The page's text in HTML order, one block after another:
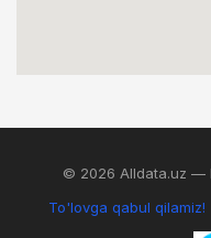
© 2026 Alldata.uz —
To'lovga qabul qilamiz!